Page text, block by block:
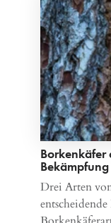
Borkenkäfer
Bekämpfung
Drei Arten